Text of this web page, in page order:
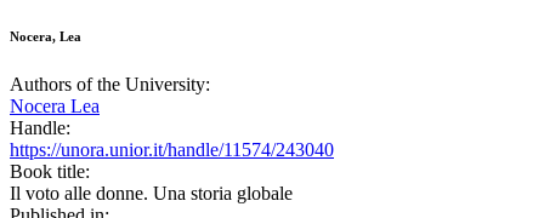
Nocera, Lea
Authors of the University:
Nocera Lea
Handle:
https://unora.unior.it/handle/11574/243040
Book title:
Il voto alle donne. Una storia globale